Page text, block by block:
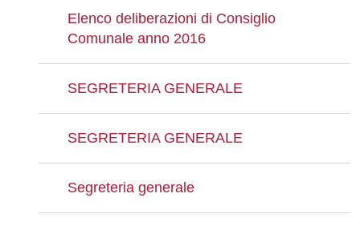
Elenco deliberazioni di Consiglio
Comunale anno 2016
SEGRETERIA GENERALE
SEGRETERIA GENERALE
Segreteria generale